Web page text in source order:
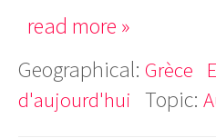
read more »
Geographical: Grèce
d'aujourd'hui Topic: